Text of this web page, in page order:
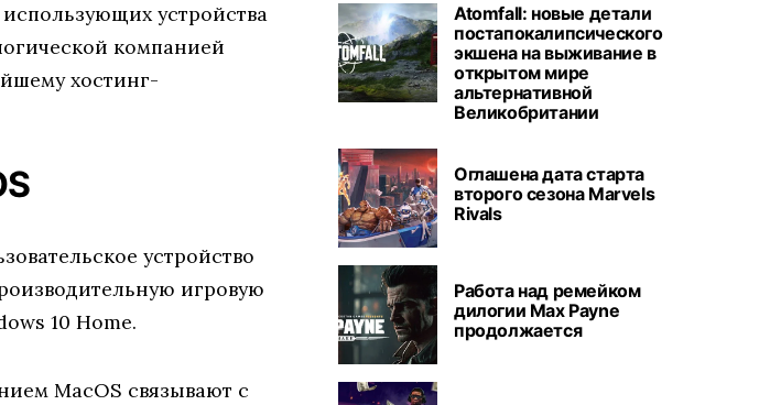
устройства
компанией
хостинг-
устройство
игровую
10 Home.
MacOS связывают с
Atomfall: новые детали
постапокалипсического
экшена на выживание в
открытом мире
альтернативной
Великобритании
Оглашена дата старта
второго сезона Marvels
Rivals
Работа над ремейком
дилогии Max Payne
продолжается